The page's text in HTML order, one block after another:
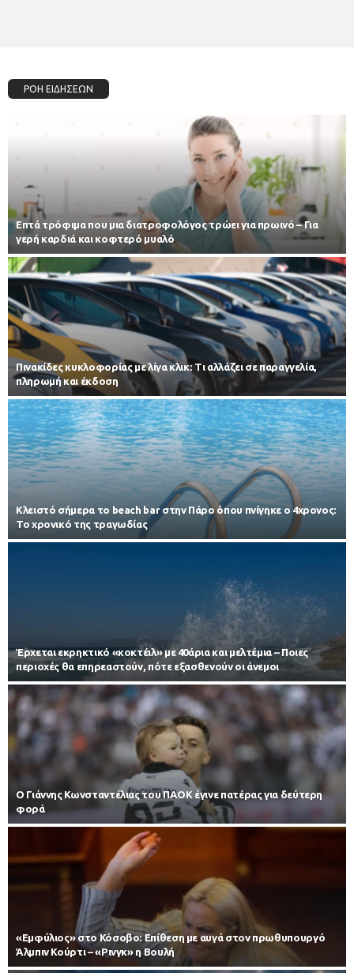
ΡΟΗ ΕΙΔΗΣΕΩΝ
Επτά τρόφιμα που μια διατροφολόγος τρώει για πρωινό – Για
γερή καρδιά και κοφτερό μυαλό
Πινακίδες κυκλοφορίας με λίγα κλικ: Τι αλλάζει σε παραγγελία,
πληρωμή και έκδοση
Κλειστό σήμερα το beach bar στην Πάρο όπου πνίγηκε ο 4χρονος:
Το χρονικό της τραγωδίας
Έρχεται εκρηκτικό «κοκτέιλ» με 40άρια και μελτέμια – Ποιες
περιοχές θα επηρεαστούν, πότε εξασθενούν οι άνεμοι
Ο Γιάννης Κωνσταντέλιας του ΠΑΟΚ έγινε πατέρας για δεύτερη
φορά
«Εμφύλιος» στο Κόσοβο: Επίθεση με αυγά στον πρωθυπουργό
Άλμπιν Κούρτι – «Ρινγκ» η Βουλή